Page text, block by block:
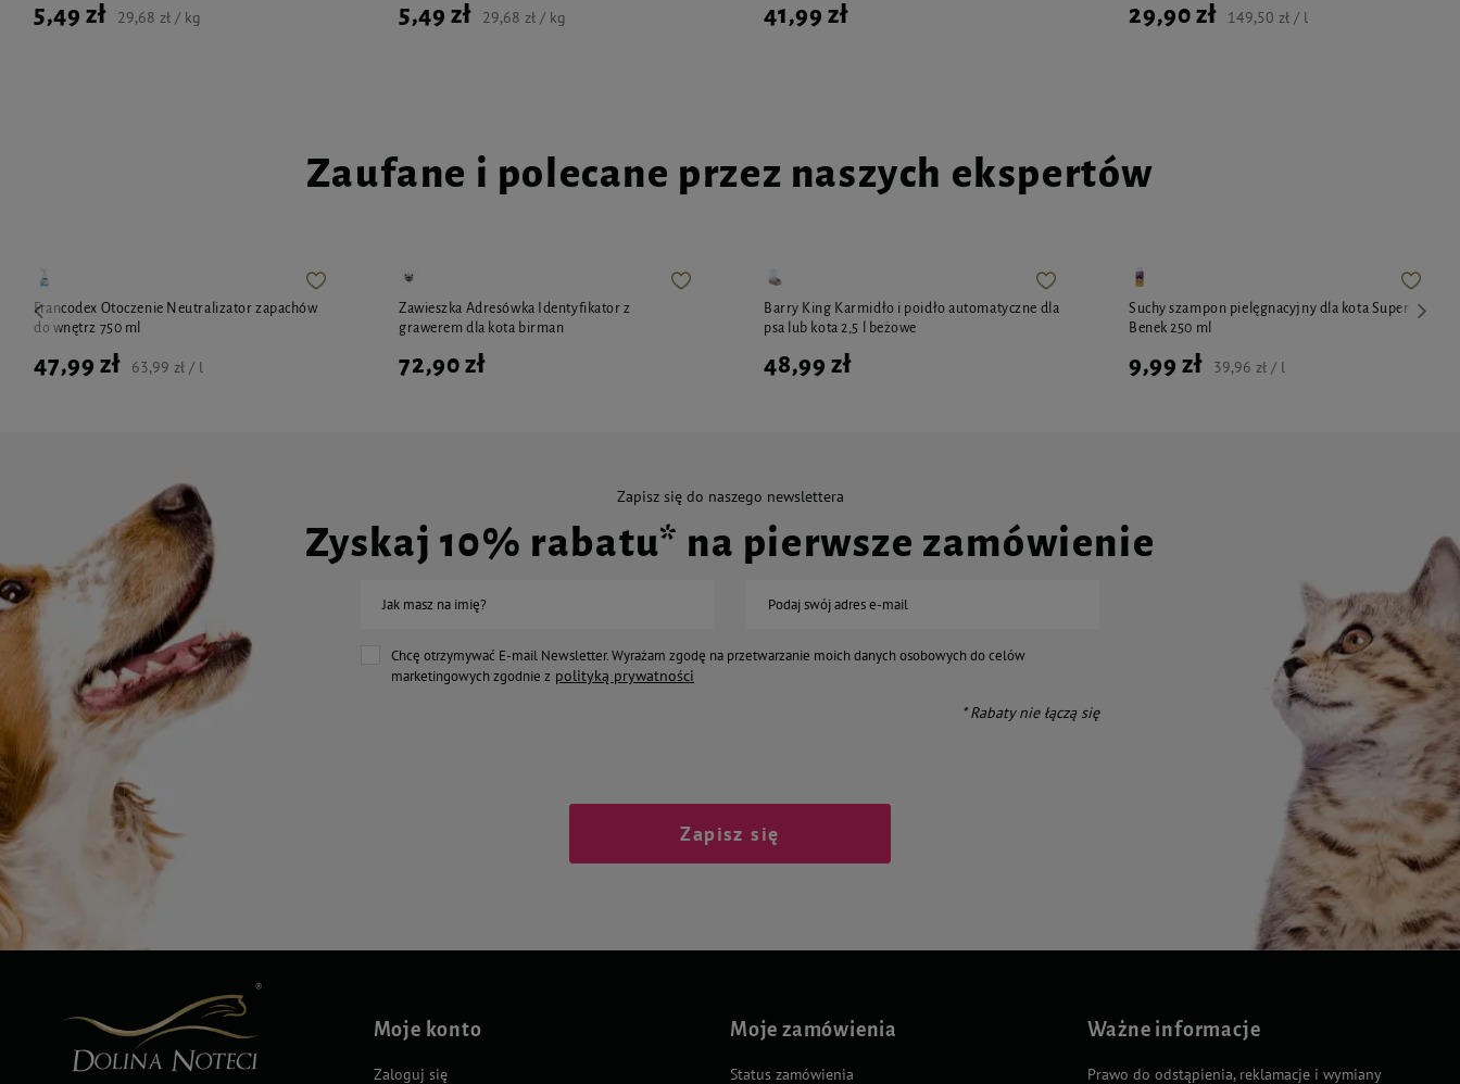
5,49 zł 29,68 zł / kg 5,49 zł 29,68 zł / kg 41,99 zł 29,90 zł 149,50 zł / l
Zaufane i polecane przez naszych ekspertów
Francodex Otoczenie Neutralizator zapachów
do wnętrz 750 ml
47,99 zł 63,99 zł / l
Zawieszka Adresówka Identyfikator z
grawerem dla kota birman
72,90 zł
Barry King Karmidło i poidło automatyczne dla
psa lub kota 2,5 l beżowe
48,99 zł
Suchy szampon pielęgnacyjny dla kota Super
Benek 250 ml
9,99 zł 39,96 zł / l
Zapisz się do naszego newslettera
Zyskaj 10% rabatu* na pierwsze zamówienie
Jak masz na imię? Podaj swój adres e-mail
Chcę otrzymywać E-mail Newsletter. Wyrażam zgodę na przetwarzanie moich danych osobowych do celów
marketingowych zgodnie z polityką prywatności
* Rabaty nie łączą się
Zapisz się
Moje konto
Zaloguj się
Moje zamówienia
Status zamówienia
Ważne informacje
Prawo do odstąpienia, reklamacje i wymiany